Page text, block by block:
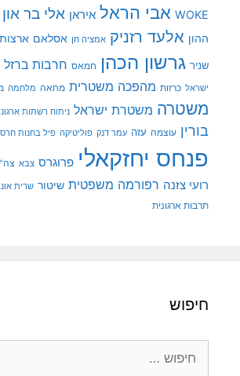
WOKE אבי הראל איראן אלי בר און
ההון אלעד רזניק אמציה חן אסלאם
שניר גרשון הכהן חמאס חרבות ברזל
ישראל כרזות מהפכה משטרית מחאה מלחמה
משטרה משטרת ישראל ניתוח רשתות
בורין עוצמה עזה עמר דנק פוליטיקה פיל בחנות
פנחס יחזקאלי פרוגרס צבא
רועי צזנה רפורמה משפטית שיטור שרית
תרבות ארגונית
חיפוש